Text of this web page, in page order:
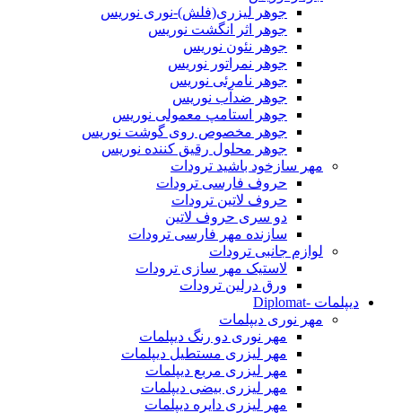
جوهر لیزری(فلش)-نوری نوریس
جوهر اثر انگشت نوریس
جوهر نئون نوریس
جوهر نمراتور نوریس
جوهر نامرئی نوریس
جوهر ضدآب نوریس
جوهر استامپ معمولی نوریس
جوهر مخصوص روی گوشت نوریس
جوهر محلول رقیق کننده نوریس
مهر سازخود باشید ترودات
حروف فارسی ترودات
حروف لاتین ترودات
دو سری حروف لاتین
سازنده مهر فارسی ترودات
لوازم جانبی ترودات
لاستیک مهر سازی ترودات
ورق درلین ترودات
دیپلمات -Diplomat
مهر نوری دیپلمات
مهر نوری دو رنگ دیپلمات
مهر لیزری مستطیل دیپلمات
مهر لیزری مربع دیپلمات
مهر لیزری بیضی دیپلمات
مهر لیزری دایره دیپلمات